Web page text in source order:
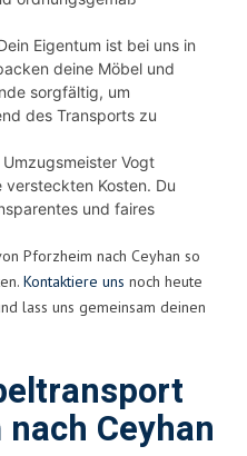
Eigentum ist bei uns in
deine Möbel und
sorgfältig, um
des Transports zu
Vogt
Kosten. Du
und faires
Pforzheim nach Ceyhan so
Kontaktiere uns noch heute
lass uns gemeinsam deinen
Ceyhan